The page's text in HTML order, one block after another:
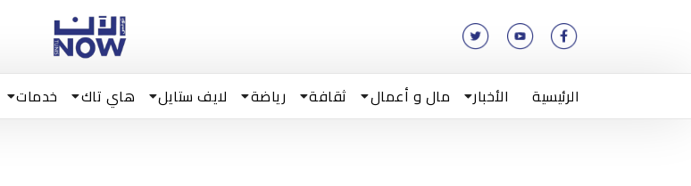
الرئيسية الأخبار مال و أعمال ثقافة رياضة لايف ستايل هاي تاك خدمات